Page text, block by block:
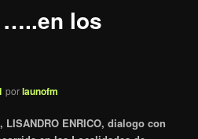
…..en los
porlaunofm
ENRICO, dialogo con